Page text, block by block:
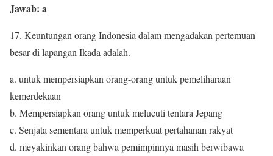
Jawab: a
17. Keuntungan orang Indonesia dalam mengadakan pertemuan
besar di lapangan Ikada adalah.
a. untuk mempersiapkan orang-orang untuk pemeliharaan
kemerdekaan
b. Mempersiapkan orang untuk melucuti tentara Jepang
c. Senjata sementara untuk memperkuat pertahanan rakyat
d. meyakinkan orang bahwa pemimpinnya masih berwibawa